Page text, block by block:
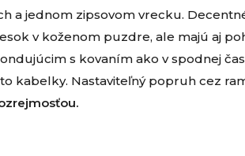
a jednom zipsovom vrecku.
v koženom puzdre, ale majú aj
s kovaním ako v spodnej
kabelky. Nastaviteľný popruh cez